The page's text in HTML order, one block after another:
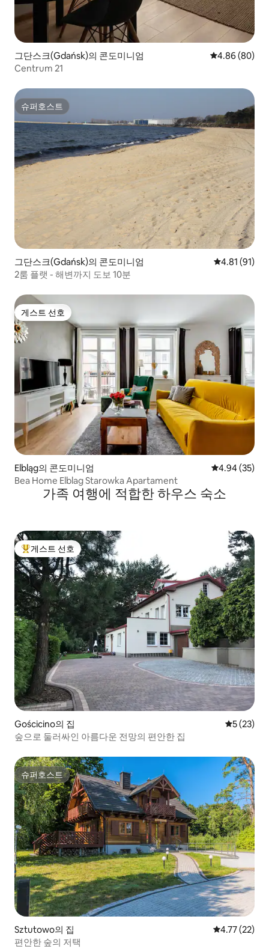
그단스크(Gdańsk)의 콘도미니엄 평점 4.86점(5
4.86 (80)
Centrum 21
슈퍼호스트
슈퍼호스트
그단스크(Gdańsk)의 콘도미니엄 평점 4.81점
4.81 (91)
2룸 플랫 - 해변까지 도보 10분
게스트 선호
게스트 선호
Elbląg의 콘도미니엄 평점 4.94점(5
4.94 (35)
Bea Home Elblag Starowka Apartament
가족 여행에 적합한 하우스 숙소
상위 게스트 선호
게스트 선호
Gościcino의 집 평점 5점
5 (23)
숲으로 둘러싸인 아름다운 전망의 편안한 집
슈퍼호스트
슈퍼호스트
Sztutowo의 집 평점 4.77점
4.77 (22)
편안한 숲의 저택